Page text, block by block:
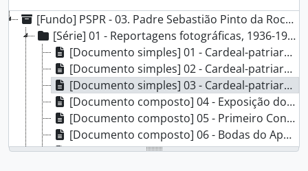
[Fundo] PSPR - 03. Padre Sebastião Pinto da Rocha, 1935-1964
[Série] 01 - Reportagens fotográficas, 1936-1964
[Documento simples] 01 - Cardeal-patriarca D. Manuel Gonçalves Cerejeira nas bodas de prata da Cruzada Eucarística das Crianças, 1960-12-10
[Documento simples] 02 - Cardeal-patriarca no Pavilhão dos Desportos, [1960?]
[Documento simples] 03 - Cardeal-patriarca D. Manuel Gonçalves Cerejeira, [s.d.]
[Documento composto] 04 - Exposição do Sagrado Coração de Jesus, 1936
[Documento composto] 05 - Primeiro Congresso Diocesano do Apostolado da Oração, 1936-06-02 - 1936-06-07
[Documento composto] 06 - Bodas do Apostolado da Oração, 1940
[Documento simples] 07 - Bodas do Apostolado da Oração, 1941